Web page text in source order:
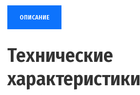
ОПИСАНИЕ
Технические
характеристики